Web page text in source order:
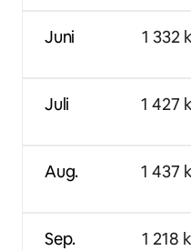
Juni
Juli
Aug.
Sep.
1 332
1 427
1 437
1 218